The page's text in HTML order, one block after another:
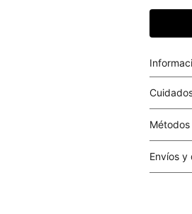
Tarjetas
Envíos y